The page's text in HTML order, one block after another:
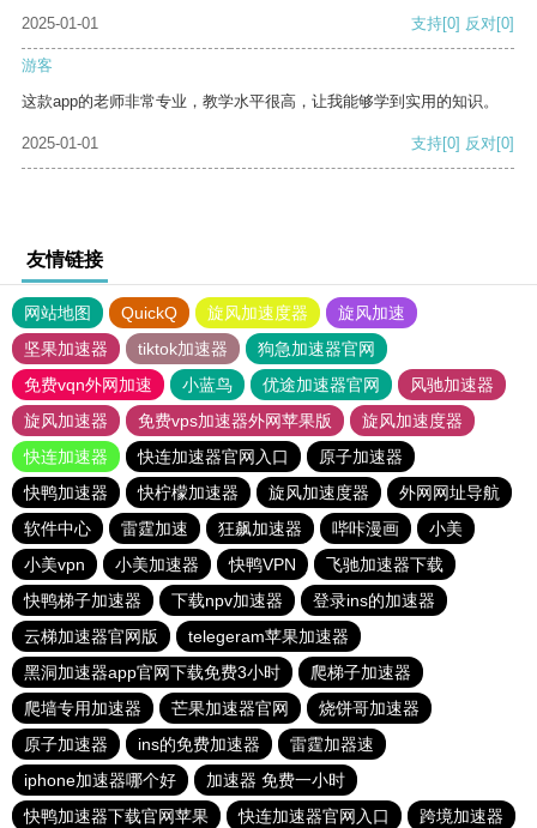
2025-01-01
支持[0] 反对[0]
游客
这款app的老师非常专业，教学水平很高，让我能够学到实用的知识。
2025-01-01 支持[0] 反对[0]
友情链接
网站地图 QuickQ 旋风加速度器
旋风加速
坚果加速器
tiktok加速器
狗急加速器官网
免费vqn外网加速
小蓝鸟 优途加速器官网
风驰加速器
旋风加速器
免费vps加速器外网苹果版
旋风加速度器
快连加速器
快连加速器官网入口
原子加速器
快鸭加速器
快柠檬加速器 旋风加速度器
外网网址导航
软件中心
雷霆加速 狂飙加速器 哔咔漫画
小美
小美vpn
小美加速器 快鸭VPN
飞驰加速器下载
快鸭梯子加速器
下载npv加速器
登录ins的加速器
云梯加速器官网版
telegeram苹果加速器
黑洞加速器app官网下载免费3小时
爬梯子加速器
爬墙专用加速器
芒果加速器官网
烧饼哥加速器
原子加速器
ins的免费加速器
雷霆加器速
iphone加速器哪个好
加速器 免费一小时
快鸭加速器下载官网苹果
快连加速器官网入口 跨境加速器